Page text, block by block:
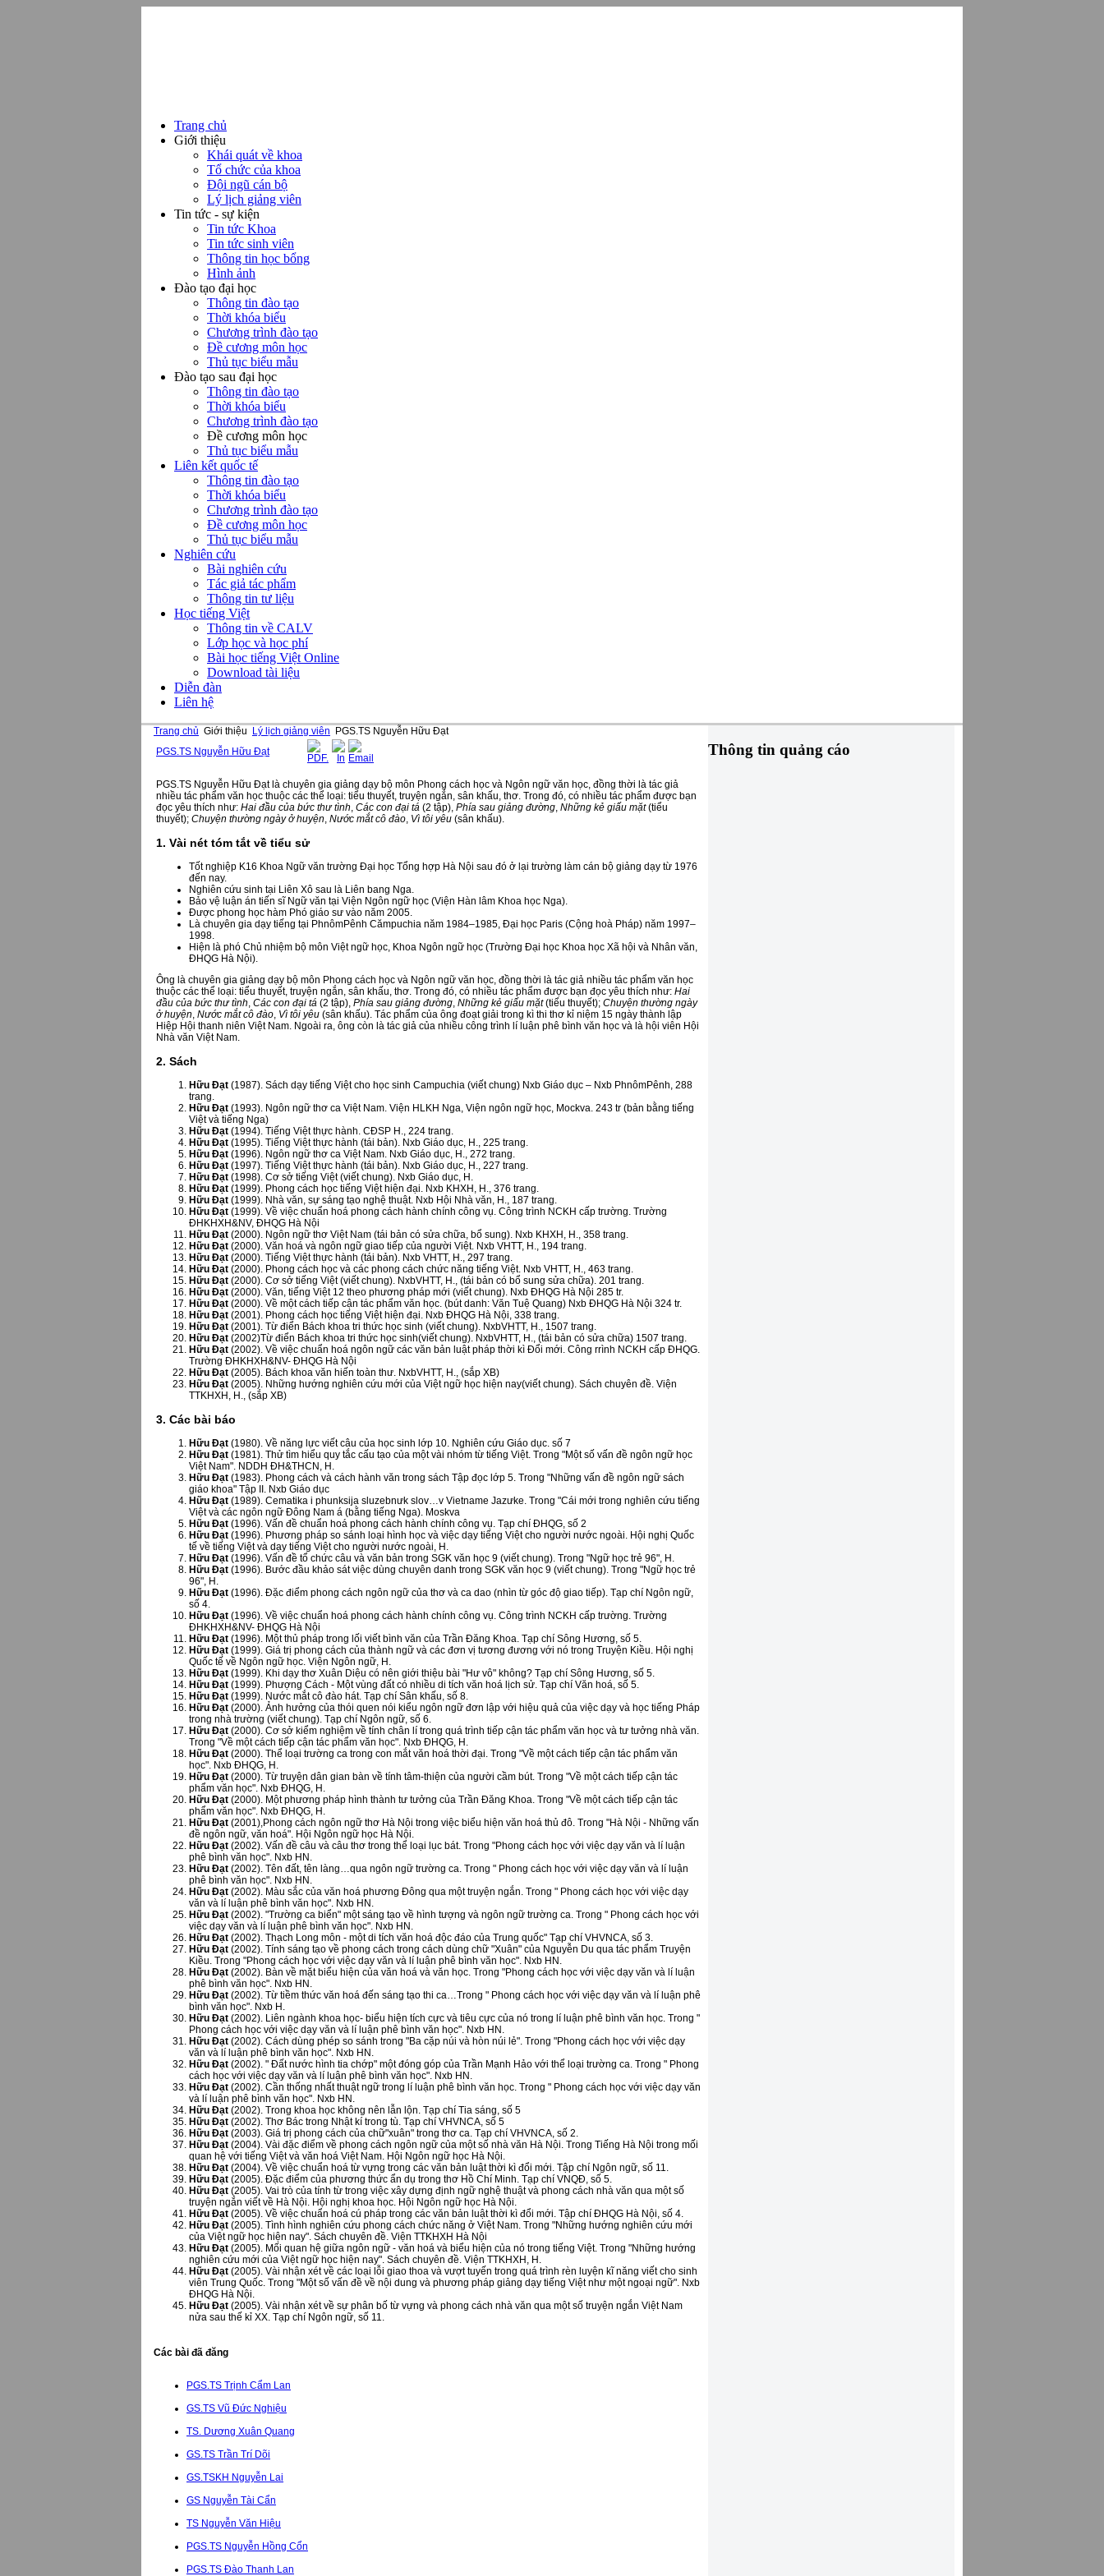
Trang chủ
Giới thiệu
Khái quát về khoa
Tổ chức của khoa
Đội ngũ cán bộ
Lý lịch giảng viên
Tin tức - sự kiện
Tin tức Khoa
Tin tức sinh viên
Thông tin học bổng
Hình ảnh
Đào tạo đại học
Thông tin đào tạo
Thời khóa biểu
Chương trình đào tạo
Đề cương môn học
Thủ tục biểu mẫu
Đào tạo sau đại học
Thông tin đào tạo
Thời khóa biểu
Chương trình đào tạo
Đề cương môn học
Thủ tục biểu mẫu
Liên kết quốc tế
Thông tin đào tạo
Thời khóa biểu
Chương trình đào tạo
Đề cương môn học
Thủ tục biểu mẫu
Nghiên cứu
Bài nghiên cứu
Tác giả tác phẩm
Thông tin tư liệu
Học tiếng Việt
Thông tin về CALV
Lớp học và học phí
Bài học tiếng Việt Online
Download tài liệu
Diễn đàn
Liên hệ
Trang chủ Giới thiệu Lý lịch giảng viên
PGS.TS Nguyễn Hữu Đạt
PGS.TS Nguyễn Hữu Đạt
PGS.TS Nguyễn Hữu Đạt là chuyên gia giảng dạy bộ môn Phong cách học và Ngôn ngữ văn học, đồng thời là tác giả
nhiều tác phẩm văn học thuộc các thể loại: tiểu thuyết, truyện ngắn, sân khấu, thơ. Trong đó, có nhiều tác phẩm được bạn
đọc yêu thích như: Hai đầu của bức thư tình, Các con đại tá (2 tập), Phía sau giảng đường, Những kẻ giấu mặt(tiểu
thuyết); Chuyện thường ngày ở huyện, Nước mắt cô đào, Vì tôi yêu (sân khấu).
1. Vài nét tóm tắt về tiểu sử
Tốt nghiệp K16 Khoa Ngữ văn trường Đại học Tổng hợp Hà Nội sau đó ở lại trường làm cán bộ giảng dạy từ 1976
đến nay.
Nghiên cứu sinh tại Liên Xô sau là Liên bang Nga.
Bảo vệ luận án tiến sĩ Ngữ văn tại Viện Ngôn ngữ học (Viện Hàn lâm Khoa học Nga).
Được phong học hàm Phó giáo sư vào năm 2005.
Là chuyên gia dạy tiếng tại PhnômPênh Cămpuchia năm 1984–1985, Đại học Paris (Cộng hoà Pháp) năm 1997–
1998.
Hiện là phó Chủ nhiệm bộ môn Việt ngữ học, Khoa Ngôn ngữ học (Trường Đại học Khoa học Xã hội và Nhân văn,
ĐHQG Hà Nội).
Ông là chuyên gia giảng dạy bộ môn Phong cách học và Ngôn ngữ văn học, đồng thời là tác giả nhiều tác phẩm văn học
thuộc các thể loại: tiểu thuyết, truyện ngắn, sân khấu, thơ. Trong đó, có nhiều tác phẩm được bạn đọc yêu thích như: Hai
đầu của bức thư tình, Các con đại tá (2 tập), Phía sau giảng đường, Những kẻ giấu mặt(tiểu thuyết); Chuyện thường ngày
ở huyện, Nước mắt cô đào, Vì tôi yêu (sân khấu). Tác phẩm của ông đoạt giải trong kì thi thơ kỉ niệm 15 ngày thành lập
Hiệp Hội thanh niên Việt Nam. Ngoài ra, ông còn là tác giả của nhiều công trình lí luận phê bình văn học và là hội viên Hội
Nhà văn Việt Nam.
2. Sách
Hữu Đạt (1987). Sách dạy tiếng Việt cho học sinh Campuchia (viết chung) Nxb Giáo dục – Nxb PhnômPênh, 288
trang.
Hữu Đạt (1993). Ngôn ngữ thơ ca Việt Nam. Viện HLKH Nga, Viện ngôn ngữ học, Mockva. 243 tr (bản bằng tiếng
Việt và tiếng Nga)
Hữu Đạt (1994). Tiếng Việt thực hành. CĐSP H., 224 trang.
Hữu Đạt (1995). Tiếng Việt thực hành (tái bản). Nxb Giáo dục, H., 225 trang.
Hữu Đạt (1996). Ngôn ngữ thơ ca Việt Nam. Nxb Giáo dục, H., 272 trang.
Hữu Đạt (1997). Tiếng Việt thực hành (tái bản). Nxb Giáo dục, H., 227 trang.
Hữu Đạt (1998). Cơ sở tiếng Việt (viết chung). Nxb Giáo dục, H.
Hữu Đạt (1999). Phong cách học tiếng Việt hiện đại. Nxb KHXH, H., 376 trang.
Hữu Đạt (1999). Nhà văn, sự sáng tạo nghệ thuật. Nxb Hội Nhà văn, H., 187 trang.
Hữu Đạt (1999). Về việc chuẩn hoá phong cách hành chính công vụ. Công trình NCKH cấp trường. Trường
ĐHKHXH&NV, ĐHQG Hà Nội
Hữu Đạt (2000). Ngôn ngữ thơ Việt Nam (tái bản có sửa chữa, bổ sung). Nxb KHXH, H., 358 trang.
Hữu Đạt (2000). Văn hoá và ngôn ngữ giao tiếp của người Việt. Nxb VHTT, H., 194 trang.
Hữu Đạt (2000). Tiếng Việt thực hành (tái bản). Nxb VHTT, H., 297 trang.
Hữu Đạt (2000). Phong cách học và các phong cách chức năng tiếng Việt. Nxb VHTT, H., 463 trang.
Hữu Đạt (2000). Cơ sở tiếng Việt (viết chung). NxbVHTT, H., (tái bản có bổ sung sửa chữa). 201 trang.
Hữu Đạt (2000). Văn, tiếng Việt 12 theo phương pháp mới (viết chung). Nxb ĐHQG Hà Nội 285 tr.
Hữu Đạt (2000). Về một cách tiếp cận tác phẩm văn học. (bút danh: Văn Tuệ Quang) Nxb ĐHQG Hà Nội 324 tr.
Hữu Đạt (2001). Phong cách học tiếng Việt hiện đại. Nxb ĐHQG Hà Nội, 338 trang.
Hữu Đạt (2001). Từ điển Bách khoa tri thức học sinh (viết chung). NxbVHTT, H., 1507 trang.
Hữu Đạt (2002)Từ điển Bách khoa tri thức học sinh(viết chung). NxbVHTT, H., (tái bản có sửa chữa) 1507 trang.
Hữu Đạt (2002). Về việc chuẩn hoá ngôn ngữ các văn bản luật pháp thời kì Đổi mới. Công rrình NCKH cấp ĐHQG.
Trường ĐHKHXH&NV- ĐHQG Hà Nội
Hữu Đạt (2005). Bách khoa văn hiến toàn thư. NxbVHTT, H., (sắp XB)
Hữu Đạt (2005). Những hướng nghiên cứu mới của Việt ngữ học hiện nay(viết chung). Sách chuyên đề. Viện
TTKHXH, H., (sắp XB)
3. Các bài báo
Hữu Đạt (1980). Về năng lực viết câu của học sinh lớp 10. Nghiên cứu Giáo dục. số 7
Hữu Đạt (1981). Thử tìm hiểu quy tắc cấu tạo của một vài nhóm từ tiếng Việt. Trong "Một số vấn đề ngôn ngữ học
Việt Nam". NDDH ĐH&THCN, H.
Hữu Đạt (1983). Phong cách và cách hành văn trong sách Tập đọc lớp 5. Trong "Những vấn đề ngôn ngữ sách
giáo khoa" Tập II. Nxb Giáo dục
Hữu Đạt (1989). Cematika i phunksija sluzebnưk slov…v Vietname Jazưke. Trong "Cái mới trong nghiên cứu tiếng
Việt và các ngôn ngữ Đông Nam á (bằng tiếng Nga). Moskva
Hữu Đạt (1996). Vấn đề chuẩn hoá phong cách hành chính công vụ. Tạp chí ĐHQG, số 2
Hữu Đạt (1996). Phương pháp so sánh loại hình học và việc dạy tiếng Việt cho người nước ngoài. Hội nghị Quốc
tế về tiếng Việt và dạy tiếng Việt cho người nước ngoài, H.
Hữu Đạt (1996). Vấn đề tổ chức câu và văn bản trong SGK văn học 9 (viết chung). Trong "Ngữ học trẻ 96", H.
Hữu Đạt (1996). Bước đầu khảo sát việc dùng chuyên danh trong SGK văn học 9 (viết chung). Trong "Ngữ học trẻ
96", H.
Hữu Đạt (1996). Đặc điểm phong cách ngôn ngữ của thơ và ca dao (nhìn từ góc độ giao tiếp). Tạp chí Ngôn ngữ,
số 4.
Hữu Đạt (1996). Về việc chuẩn hoá phong cách hành chính công vụ. Công trình NCKH cấp trường. Trường
ĐHKHXH&NV- ĐHQG Hà Nội
Hữu Đạt (1996). Một thủ pháp trong lối viết bình văn của Trần Đăng Khoa. Tạp chí Sông Hương, số 5.
Hữu Đạt (1999). Giá trị phong cách của thành ngữ và các đơn vị tương đương với nó trong Truyện Kiều. Hội nghị
Quốc tế về Ngôn ngữ học. Viện Ngôn ngữ, H.
Hữu Đạt (1999). Khi dạy thơ Xuân Diệu có nên giới thiệu bài "Hư vô" không? Tạp chí Sông Hương, số 5.
Hữu Đạt (1999). Phượng Cách - Một vùng đất có nhiều di tích văn hoá lịch sử. Tạp chí Văn hoá, số 5.
Hữu Đạt (1999). Nước mắt cô đào hát. Tạp chí Sân khấu, số 8.
Hữu Đạt (2000). Ảnh hưởng của thói quen nói kiểu ngôn ngữ đơn lập với hiệu quả của việc dạy và học tiếng Pháp
trong nhà trường (viết chung). Tạp chí Ngôn ngữ, số 6.
Hữu Đạt (2000). Cơ sở kiểm nghiệm về tính chân lí trong quá trình tiếp cận tác phẩm văn học và tư tưởng nhà văn.
Trong "Về một cách tiếp cận tác phẩm văn học". Nxb ĐHQG, H.
Hữu Đạt (2000). Thể loại trường ca trong con mắt văn hoá thời đại. Trong "Về một cách tiếp cận tác phẩm văn
học". Nxb ĐHQG, H.
Hữu Đạt (2000). Từ truyện dân gian bàn về tính tâm-thiện của người cầm bút. Trong "Về một cách tiếp cận tác
phẩm văn học". Nxb ĐHQG, H.
Hữu Đạt (2000). Một phương pháp hình thành tư tưởng của Trần Đăng Khoa. Trong "Về một cách tiếp cận tác
phẩm văn học". Nxb ĐHQG, H.
Hữu Đạt (2001),Phong cách ngôn ngữ thơ Hà Nội trong việc biểu hiện văn hoá thủ đô. Trong "Hà Nội - Những vấn
đề ngôn ngữ, văn hoá". Hội Ngôn ngữ học Hà Nội.
Hữu Đạt (2002). Vấn đề câu và câu thơ trong thể loại lục bát. Trong "Phong cách học với việc dạy văn và lí luận
phê bình văn học". Nxb HN.
Hữu Đạt (2002). Tên đất, tên làng…qua ngôn ngữ trường ca. Trong " Phong cách học với việc dạy văn và lí luận
phê bình văn học". Nxb HN.
Hữu Đạt (2002). Màu sắc của văn hoá phương Đông qua một truyện ngắn. Trong " Phong cách học với việc dạy
văn và lí luận phê bình văn học". Nxb HN.
Hữu Đạt (2002). "Trường ca biển" một sáng tạo về hình tượng và ngôn ngữ trường ca. Trong " Phong cách học với
việc dạy văn và lí luận phê bình văn học". Nxb HN.
Hữu Đạt (2002). Thạch Long môn - một di tích văn hoá độc đáo của Trung quốc" Tạp chí VHVNCA, số 3.
Hữu Đạt (2002). Tính sáng tạo về phong cách trong cách dùng chữ "Xuân" của Nguyễn Du qua tác phẩm Truyện
Kiều. Trong "Phong cách học với việc dạy văn và lí luận phê bình văn học". Nxb HN.
Hữu Đạt (2002). Bàn về mặt biểu hiện của văn hoá và văn học. Trong "Phong cách học với việc dạy văn và lí luận
phê bình văn học". Nxb HN.
Hữu Đạt (2002). Từ tiềm thức văn hoá đến sáng tạo thi ca…Trong " Phong cách học với việc dạy văn và lí luận phê
bình văn học". Nxb H.
Hữu Đạt (2002). Liên ngành khoa học- biểu hiện tích cực và tiêu cực của nó trong lí luận phê bình văn học. Trong "
Phong cách học với việc dạy văn và lí luận phê bình văn học". Nxb HN.
Hữu Đạt (2002). Cách dùng phép so sánh trong "Ba cặp núi và hòn núi lẻ". Trong "Phong cách học với việc dạy
văn và lí luận phê bình văn học". Nxb HN.
Hữu Đạt (2002). " Đất nước hình tia chớp" một đóng góp của Trần Mạnh Hảo với thể loại trường ca. Trong " Phong
cách học với việc dạy văn và lí luận phê bình văn học". Nxb HN.
Hữu Đạt (2002). Cần thống nhất thuật ngữ trong lí luận phê bình văn học. Trong " Phong cách học với việc dạy văn
và lí luận phê bình văn học". Nxb HN.
Hữu Đạt (2002). Trong khoa học không nên lẫn lộn. Tạp chí Tia sáng, số 5
Hữu Đạt (2002). Thơ Bác trong Nhật kí trong tù. Tạp chí VHVNCA, số 5
Hữu Đạt (2003). Giá trị phong cách của chữ"xuân" trong thơ ca. Tạp chí VHVNCA, số 2.
Hữu Đạt (2004). Vài đặc điểm về phong cách ngôn ngữ của một số nhà văn Hà Nội. Trong Tiếng Hà Nội trong mối
quan hệ với tiếng Việt và văn hoá Việt Nam. Hội Ngôn ngữ học Hà Nội.
Hữu Đạt (2004). Về việc chuẩn hoá từ vựng trong các văn bản luật thời kì đổi mới. Tập chí Ngôn ngữ, số 11.
Hữu Đạt (2005). Đặc điểm của phương thức ẩn dụ trong thơ Hồ Chí Minh. Tạp chí VNQĐ, số 5.
Hữu Đạt (2005). Vai trò của tính từ trong việc xây dựng định ngữ nghệ thuật và phong cách nhà văn qua một số
truyện ngắn viết về Hà Nội. Hội nghị khoa học. Hội Ngôn ngữ học Hà Nội.
Hữu Đạt (2005). Về việc chuẩn hoá cú pháp trong các văn bản luật thời kì đổi mới. Tập chí ĐHQG Hà Nội, số 4.
Hữu Đạt (2005). Tình hình nghiên cứu phong cách chức năng ở Việt Nam. Trong "Những hướng nghiên cứu mới
của Việt ngữ học hiện nay". Sách chuyên đề. Viện TTKHXH Hà Nội
Hữu Đạt (2005). Mối quan hệ giữa ngôn ngữ - văn hoá và biểu hiện của nó trong tiếng Việt. Trong "Những hướng
nghiên cứu mới của Việt ngữ học hiện nay". Sách chuyên đề. Viện TTKHXH, H.
Hữu Đạt (2005). Vài nhận xét về các loại lỗi giao thoa và vượt tuyến trong quá trình rèn luyện kĩ năng viết cho sinh
viên Trung Quốc. Trong "Một số vấn đề về nội dung và phương pháp giảng dạy tiếng Việt như một ngoại ngữ". Nxb
ĐHQG Hà Nội.
Hữu Đạt (2005). Vài nhận xét về sự phân bố từ vựng và phong cách nhà văn qua một số truyện ngắn Việt Nam
nửa sau thế kỉ XX. Tạp chí Ngôn ngữ, số 11.
Các bài đã đăng
PGS.TS Trịnh Cẩm Lan
GS.TS Vũ Đức Nghiệu
TS. Dương Xuân Quang
GS.TS Trần Trí Dõi
GS.TSKH Nguyễn Lai
GS Nguyễn Tài Cẩn
TS Nguyễn Văn Hiệu
PGS.TS Nguyễn Hồng Cổn
PGS.TS Đào Thanh Lan
Thông tin quảng cáo